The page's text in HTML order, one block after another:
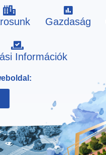
Gazdaság
Információk